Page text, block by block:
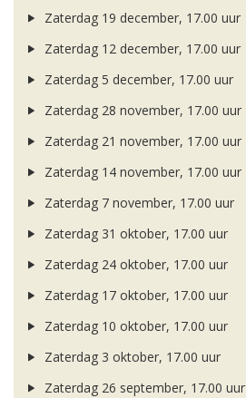
Zaterdag 19 december, 17.00 uur
Zaterdag 12 december, 17.00 uur
Zaterdag 5 december, 17.00 uur
Zaterdag 28 november, 17.00 uur
Zaterdag 21 november, 17.00 uur
Zaterdag 14 november, 17.00 uur
Zaterdag 7 november, 17.00 uur
Zaterdag 31 oktober, 17.00 uur
Zaterdag 24 oktober, 17.00 uur
Zaterdag 17 oktober, 17.00 uur
Zaterdag 10 oktober, 17.00 uur
Zaterdag 3 oktober, 17.00 uur
Zaterdag 26 september, 17.00 uur